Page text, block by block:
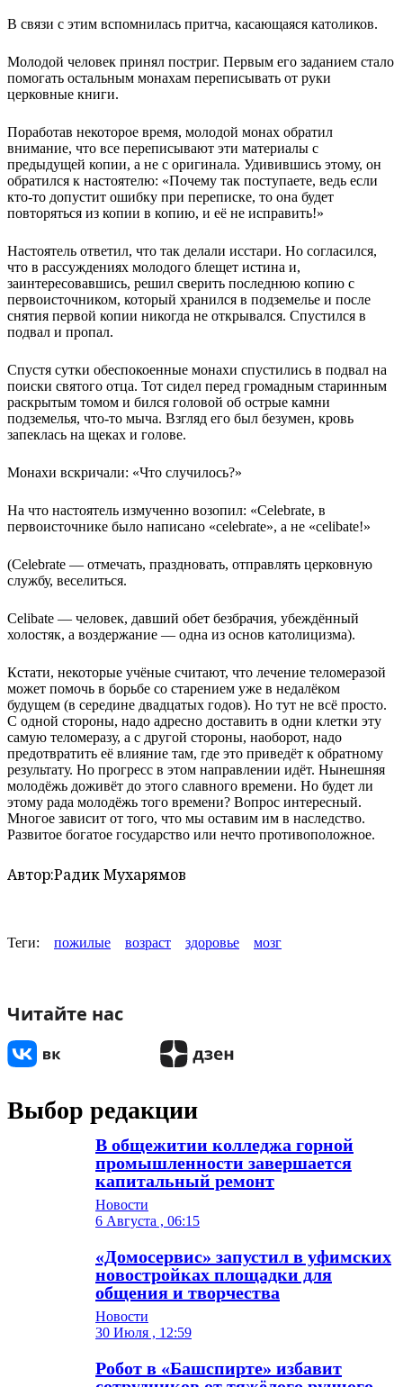
В связи с этим вспомнилась притча, касающаяся католиков.
Молодой человек принял постриг. Первым его заданием стало
помогать остальным монахам переписывать от руки
церковные книги.
Поработав некоторое время, молодой монах обратил
внимание, что все переписывают эти материалы с
предыдущей копии, а не с оригинала. Удивившись этому, он
обратился к настоятелю: «Почему так поступаете, ведь если
кто-то допустит ошибку при переписке, то она будет
повторяться из копии в копию, и её не исправить!»
Настоятель ответил, что так делали исстари. Но согласился,
что в рассуждениях молодого блещет истина и,
заинтересовавшись, решил сверить последнюю копию с
первоисточником, который хранился в подземелье и после
снятия первой копии никогда не открывался. Спустился в
подвал и пропал.
Спустя сутки обеспокоенные монахи спустились в подвал на
поиски святого отца. Тот сидел перед громадным старинным
раскрытым томом и бился головой об острые камни
подземелья, что-то мыча. Взгляд его был безумен, кровь
запеклась на щеках и голове.
Монахи вскричали: «Что случилось?»
На что настоятель измученно возопил: «Celebrate, в
первоисточнике было написано «celebrate», а не «celibate!»
(Сelebrate — отмечать, праздновать, отправлять церковную
службу, веселиться.
Сelibate — человек, давший обет безбрачия, убеждённый
холостяк, а воздержание — одна из основ католицизма).
Кстати, некоторые учёные считают, что лечение теломеразой
может помочь в борьбе со старением уже в недалёком
будущем (в середине двадцатых годов). Но тут не всё просто.
С одной стороны, надо адресно доставить в одни клетки эту
самую теломеразу, а с другой стороны, наоборот, надо
предотвратить её влияние там, где это приведёт к обратному
результату. Но прогресс в этом направлении идёт. Нынешняя
молодёжь доживёт до этого славного времени. Но будет ли
этому рада молодёжь того времени? Вопрос интересный.
Многое зависит от того, что мы оставим им в наследство.
Развитое богатое государство или нечто противоположное.
Автор:Радик Мухарямов
Теги: пожилые возраст здоровье мозг
Читайте нас
Выбор редакции
В общежитии колледжа горной
промышленности завершается
капитальный ремонт
Новости
6 Августа , 06:15
«Домосервис» запустил в уфимских
новостройках площадки для
общения и творчества
Новости
30 Июля , 12:59
Робот в «Башспирте» избавит